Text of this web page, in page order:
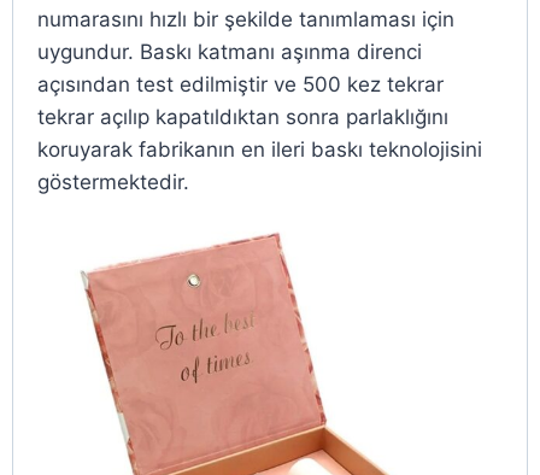
numarasını hızlı bir şekilde tanımlaması için
uygundur. Baskı katmanı aşınma direnci
açısından test edilmiştir ve 500 kez tekrar
tekrar açılıp kapatıldıktan sonra parlaklığını
koruyarak fabrikanın en ileri baskı teknolojisini
göstermektedir.